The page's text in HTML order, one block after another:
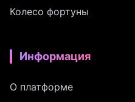
Колесо фортуны
Информация
О платформе